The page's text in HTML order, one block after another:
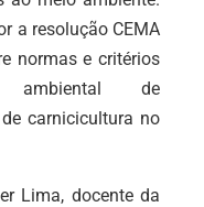
a resolução CEMA
normas e critérios
de
carnicicultura no
Lima, docente da